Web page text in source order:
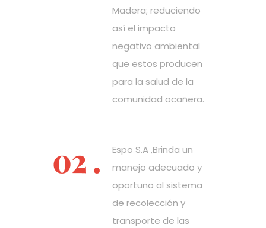
Madera; reduciendo
así el impacto
negativo ambiental
que estos producen
para la salud de la
comunidad ocañera.
Espo S.A ,Brinda un
manejo adecuado y
oportuno al sistema
de recolección y
transporte de las